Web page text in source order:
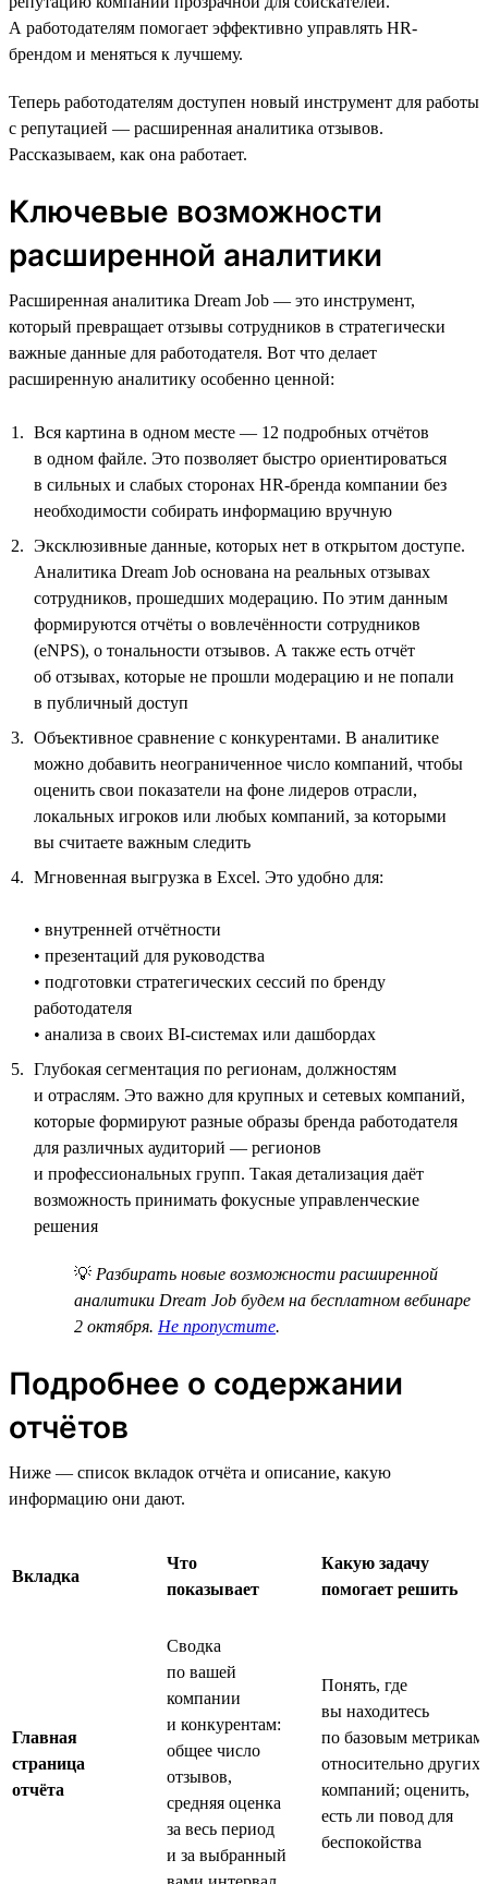
А работодателям помогает эффективно управлять HR-
брендом и меняться к лучшему.
Теперь работодателям доступен новый инструмент для работы
с репутацией — расширенная аналитика отзывов.
Рассказываем, как она работает.
Ключевые возможности
расширенной аналитики
Расширенная аналитика Dream Job — это инструмент,
который превращает отзывы сотрудников в стратегически
важные данные для работодателя. Вот что делает
расширенную аналитику особенно ценной:
Вся картина в одном месте — 12 подробных отчётов
в одном файле. Это позволяет быстро ориентироваться
в сильных и слабых сторонах HR-бренда компании без
необходимости собирать информацию вручную
Эксклюзивные данные, которых нет в открытом доступе.
Аналитика Dream Job основана на реальных отзывах
сотрудников, прошедших модерацию. По этим данным
формируются отчёты о вовлечённости сотрудников
(eNPS), о тональности отзывов. А также есть отчёт
об отзывах, которые не прошли модерацию и не попали
в публичный доступ
Объективное сравнение с конкурентами. В аналитике
можно добавить неограниченное число компаний, чтобы
оценить свои показатели на фоне лидеров отрасли,
локальных игроков или любых компаний, за которыми
вы считаете важным следить
Мгновенная выгрузка в Excel. Это удобно для:
• внутренней отчётности
• презентаций для руководства
• подготовки стратегических сессий по бренду
работодателя
• анализа в своих BI-системах или дашбордах
Глубокая сегментация по регионам, должностям
и отраслям. Это важно для крупных и сетевых компаний,
которые формируют разные образы бренда работодателя
для различных аудиторий — регионов
и профессиональных групп. Такая детализация даёт
возможность принимать фокусные управленческие
решения
💡 Разбирать новые возможности расширенной
аналитики Dream Job будем на бесплатном вебинаре
2 октября. Не пропустите.
Подробнее о содержании
отчётов
Ниже — список вкладок отчёта и описание, какую
информацию они дают.
Вкладка
Что
показывает
Какую задачу
помогает решить
Главная
страница
отчёта
Сводка
по вашей
компании
и конкурентам:
общее число
отзывов,
средняя оценка
за весь период
и за выбранный
Понять, где
вы находитесь
по базовым метрикам
относительно других
компаний; оценить,
есть ли повод для
беспокойства